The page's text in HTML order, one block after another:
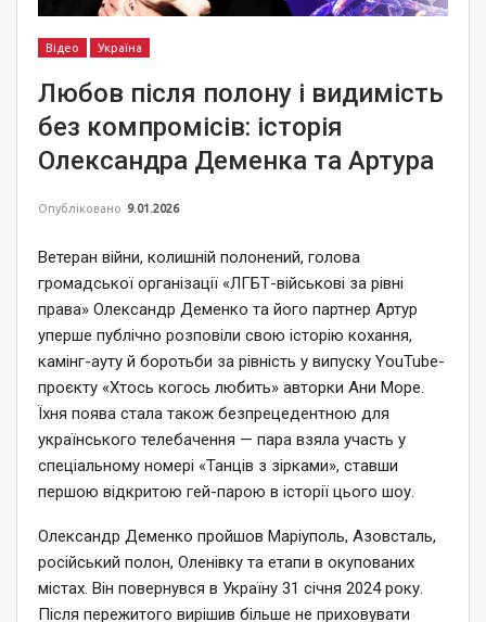
Відео Україна
Любов після полону і видимість
без компромісів: історія
Олександра Деменка та Артура
Опубліковано 9.01.2026
Ветеран війни, колишній полонений, голова
громадської організації «ЛГБТ-військові за рівні
права» Олександр Деменко та його партнер Артур
уперше публічно розповіли свою історію кохання,
камінг-ауту й боротьби за рівність у випуску YouTube-
проєкту «Хтось когось любить» авторки Ани Море.
Їхня поява стала також безпрецедентною для
українського телебачення — пара взяла участь у
спеціальному номері «Танців з зірками», ставши
першою відкритою гей-парою в історії цього шоу.
Олександр Деменко пройшов Маріуполь, Азовсталь,
російський полон, Оленівку та етапи в окупованих
містах. Він повернувся в Україну 31 січня 2024 року.
Після пережитого вирішив більше не приховувати